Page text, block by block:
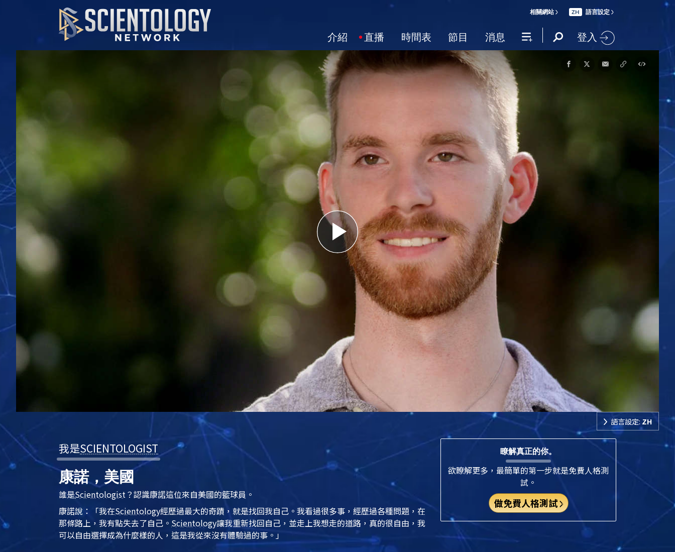
相關網站 ZH 語言設定
介紹 直播 時間表 節目 消息 登入
Play
Video
語言設定: ZH
我是SCIENTOLOGIST
康諾，美國
誰是Scientologist ？認識康諾這位來自美國的籃球員。
康諾說：「我在Scientology經歷過最大的奇蹟，就是找回我自己。我看過很多事，經歷過各種問題，在
那條路上，我有點失去了自己。 Scientology讓我重新找回自己，並走上我想走的道路，真的很自由，我
可以自由選擇成為什麼樣的人，這是我從來沒有體驗過的事。」
瞭解真正的你。
欲瞭解更多，最簡單的第一步就是免費人格測
試。
做免費人格測試